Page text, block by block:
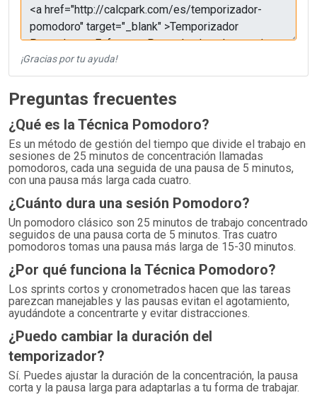
¡Gracias por tu ayuda!
Preguntas frecuentes
¿Qué es la Técnica Pomodoro?
Es un método de gestión del tiempo que divide el trabajo en
sesiones de 25 minutos de concentración llamadas
pomodoros, cada una seguida de una pausa de 5 minutos,
con una pausa más larga cada cuatro.
¿Cuánto dura una sesión Pomodoro?
Un pomodoro clásico son 25 minutos de trabajo concentrado
seguidos de una pausa corta de 5 minutos. Tras cuatro
pomodoros tomas una pausa más larga de 15-30 minutos.
¿Por qué funciona la Técnica Pomodoro?
Los sprints cortos y cronometrados hacen que las tareas
parezcan manejables y las pausas evitan el agotamiento,
ayudándote a concentrarte y evitar distracciones.
¿Puedo cambiar la duración del
temporizador?
Sí. Puedes ajustar la duración de la concentración, la pausa
corta y la pausa larga para adaptarlas a tu forma de trabajar.